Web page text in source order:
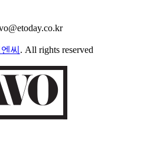
씨 . All rights reserved